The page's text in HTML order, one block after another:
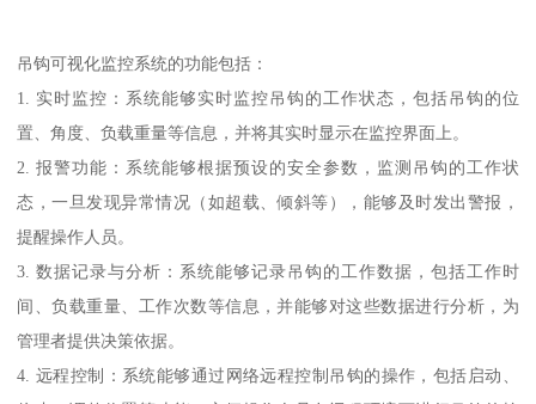
吊钩可视化监控系统的功能包括：
1. 实时监控：系统能够实时监控吊钩的工作状态，包括吊钩的位
置、角度、负载重量等信息，并将其实时显示在监控界面上。
2. 报警功能：系统能够根据预设的安全参数，监测吊钩的工作状
态，一旦发现异常情况（如超载、倾斜等），能够及时发出警报，
提醒操作人员。
3. 数据记录与分析：系统能够记录吊钩的工作数据，包括工作时
间、负载重量、工作次数等信息，并能够对这些数据进行分析，为
管理者提供决策依据。
4. 远程控制：系统能够通过网络远程控制吊钩的操作，包括启动、